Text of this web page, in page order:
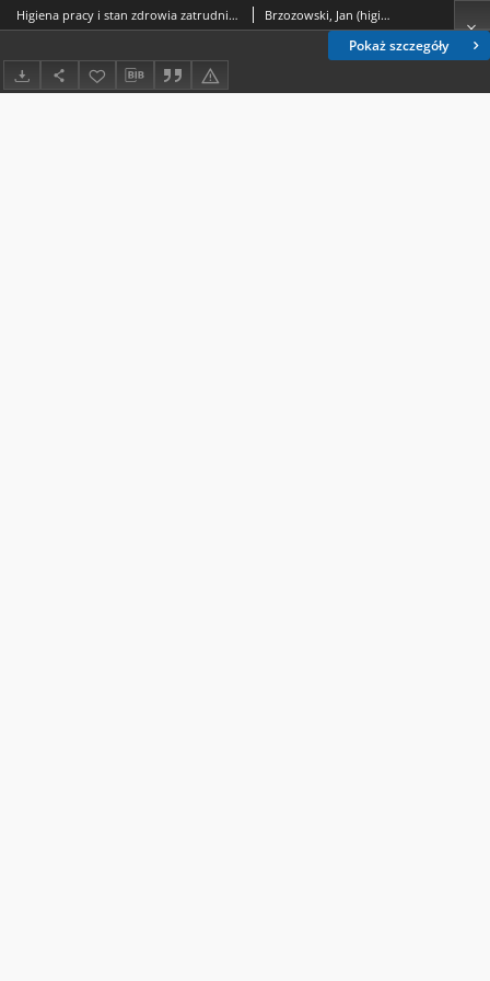
Pokaż szczegóły
Higiena pracy i stan zdrowia zatrudnionych przy stosowaniu arsenianu wapnia w sadach Brzozowski, Jan (higiena).; Pietrzykowa, Alicja.; Jakubowski, Ryszard (medycyna).